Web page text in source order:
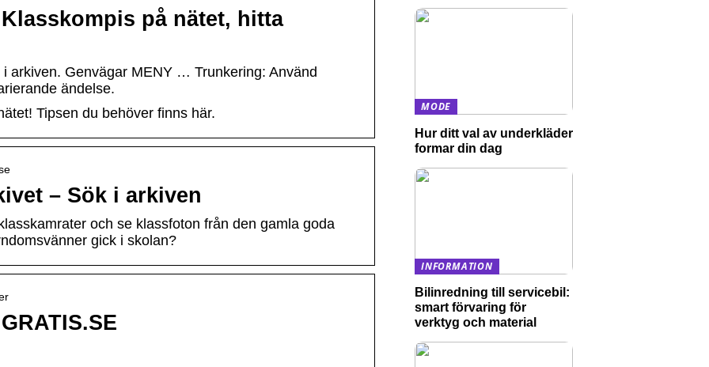
på nätet, hitta
arkiven. Genvägar MENY … Trunkering: Använd
ändelse.
Tipsen du behöver finns här.
– Sök i arkiven
och se klassfoton från den gamla goda
gick i skolan?
MODE
Hur ditt val av underkläder
formar din dag
INFORMATION
Bilinredning till servicebil:
smart förvaring för
verktyg och material